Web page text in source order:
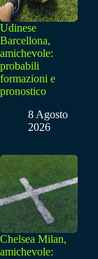
Udinese
Barcellona,
amichevole:
probabili
formazioni e
pronostico
8 Agosto
2026
Chelsea Milan,
amichevole: